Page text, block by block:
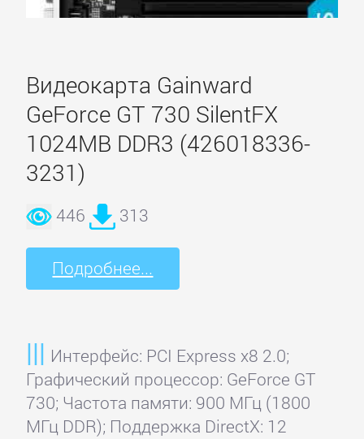
Видеокарта Gainward
GeForce GT 730 SilentFX
1024MB DDR3 (426018336-
3231)
446 313
Подробнее...
Интерфейс: PCI Express x8 2.0;
Графический процессор: GeForce GT
730; Частота памяти: 900 МГц (1800
МГц DDR); Поддержка DirectX: 12
Axle
Club
3D
EliteGroup
EVGA
Foxconn
Gainward